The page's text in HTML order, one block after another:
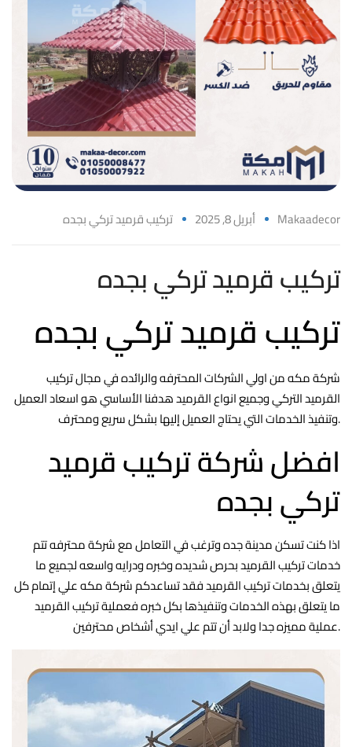
Makaadecor أبريل 8, 2025 تركيب قرميد تركي بجده
تركيب قرميد تركي بجده
تركيب قرميد تركي بجده
شركة مكه من اولي الشركات المحترفه والرائده في مجال تركيب
القرميد التركي وجميع انواع القرميد هدفنا الأساسي هو اسعاد العميل
وتنفيذ الخدمات التي يحتاج العميل إليها بشكل سريع ومحترف.
افضل شركة تركيب قرميد
تركي بجده
اذا كنت تسكن مدينة جده وترغب في التعامل مع شركة محترفه تتم
خدمات تركيب القرميد بحرص شديده وخبره ودرايه واسعه لجميع ما
يتعلق بخدمات تركيب القرميد فقد تساعدكم شركة مكه علي إتمام كل
ما يتعلق بهذه الخدمات وتنفيذها بكل خبره فعملية تركيب القرميد
عملية مميزه جدا ولابد أن تتم علي ايدي أشخاص محترفين.